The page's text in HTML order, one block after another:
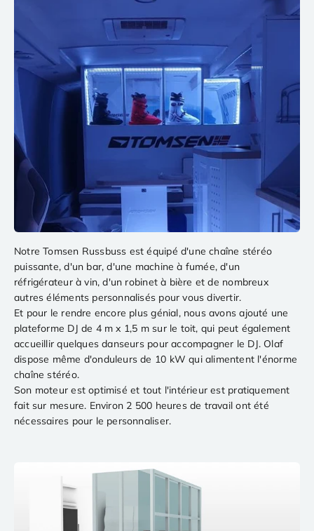
Notre Tomsen Russbuss est équipé d'une chaîne stéréo
puissante, d'un bar, d'une machine à fumée, d'un
réfrigérateur à vin, d'un robinet à bière et de nombreux
autres éléments personnalisés pour vous divertir.
Et pour le rendre encore plus génial, nous avons ajouté une
plateforme DJ de 4 m x 1,5 m sur le toit, qui peut également
accueillir quelques danseurs pour accompagner le DJ. Olaf
dispose même d'onduleurs de 10 kW qui alimentent l'énorme
chaîne stéréo.
Son moteur est optimisé et tout l'intérieur est pratiquement
fait sur mesure. Environ 2 500 heures de travail ont été
nécessaires pour le personnaliser.